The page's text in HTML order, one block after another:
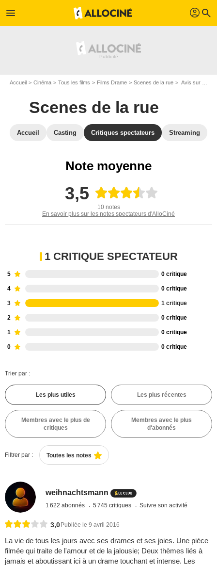
menu profil search
Accueil Cinéma Tous les films Films Drame Scenes de la rue Avis sur Scenes de la rue
Scenes de la rue
Accueil Casting Critiques spectateurs Streaming
Note moyenne
3,5
10 notes
En savoir plus sur les notes spectateurs d'AlloCiné
1 CRITIQUE SPECTATEUR
5 0 critique
4 0 critique
3 1 critique
2 0 critique
1 0 critique
0 0 critique
Trier par :
Les plus utiles Les plus récentes
Membres avec le plus de
critiques
Membres avec le plus
d'abonnés
Filtrer par : Toutes les notes
weihnachtsmann
1 622 abonnés 5 745 critiques Suivre son activité
3,0 Publiée le 9 avril 2016
La vie de tous les jours avec ses drames et ses joies. Une pièce
filmée qui traite de l'amour et de la jalousie; Deux thèmes liés à
jamais et aboutissant ici à un drame touchant et intense. Les